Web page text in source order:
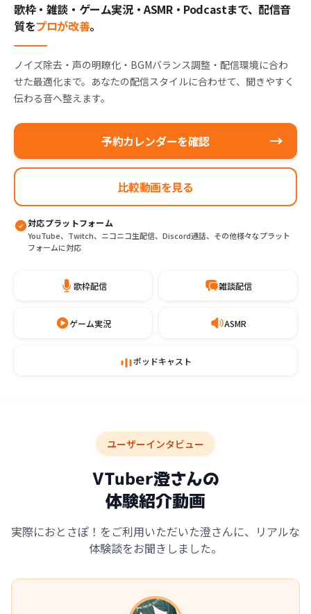
歌枠・雑談・ゲーム実況・ASMR・Podcastまで、配信音
質をプロが改善。
ノイズ除去・声の明瞭化・BGMバランス調整・配信環境に合わ
せた最適化まで。あなたの配信スタイルに合わせて、聞きやすく
伝わる音へ整えます。
予約カレンダーを確認 →
比較動画を見る
対応プラットフォーム
YouTube、Twitch、ニコニコ生配信、Discord通話、その他様々なプラット
フォームに対応
歌枠配信 雑談配信
ゲーム実況 ASMR
ポッドキャスト
ユーザーインタビュー
VTuber澄さんの
体験紹介動画
実際におとさぽ！をご利用いただいた澄さんに、リアルな
体験談をお聞きしました。